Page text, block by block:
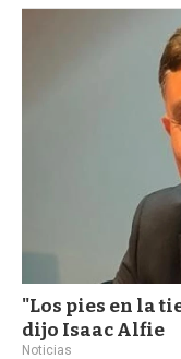
"Los pies en la
dijo Isaac Alfie
Noticias